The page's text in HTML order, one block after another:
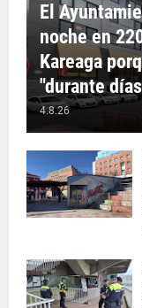
El
noche en
Kareaga
"durante
4.8.26